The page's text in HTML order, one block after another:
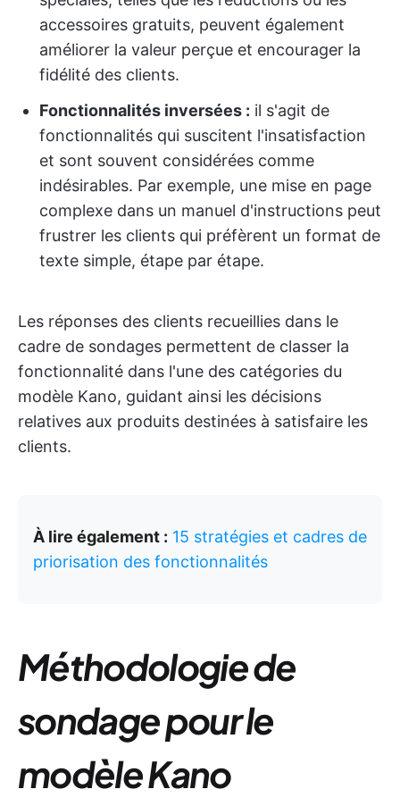
accessoires gratuits, peuvent également
améliorer la valeur perçue et encourager la
fidélité des clients.
Fonctionnalités inversées : il s'agit de
fonctionnalités qui suscitent l'insatisfaction
et sont souvent considérées comme
indésirables. Par exemple, une mise en page
complexe dans un manuel d'instructions peut
frustrer les clients qui préfèrent un format de
texte simple, étape par étape.
Les réponses des clients recueillies dans le
cadre de sondages permettent de classer la
fonctionnalité dans l'une des catégories du
modèle Kano, guidant ainsi les décisions
relatives aux produits destinées à satisfaire les
clients.
À lire également : 15 stratégies et cadres de
priorisation des fonctionnalités
Méthodologie de
sondage pour le
modèle Kano